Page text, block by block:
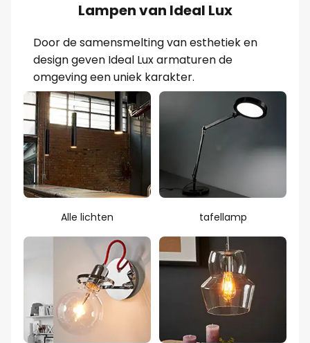
Lampen van Ideal Lux
Door de samensmelting van esthetiek en
design geven Ideal Lux armaturen de
omgeving een uniek karakter.
Alle lichten tafellamp